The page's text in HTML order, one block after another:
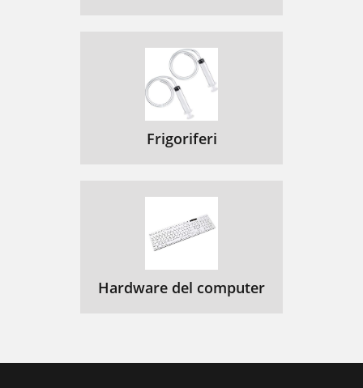
Frigoriferi
Hardware del computer